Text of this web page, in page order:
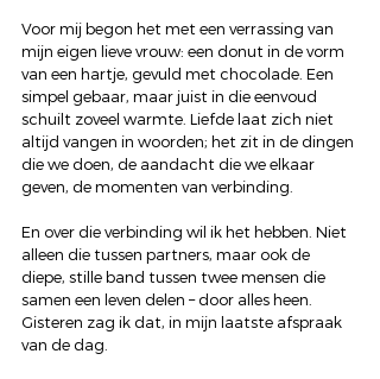
Voor mij begon het met een verrassing van
mijn eigen lieve vrouw: een donut in de vorm
van een hartje, gevuld met chocolade. Een
simpel gebaar, maar juist in die eenvoud
schuilt zoveel warmte. Liefde laat zich niet
altijd vangen in woorden; het zit in de dingen
die we doen, de aandacht die we elkaar
geven, de momenten van verbinding.
En over die verbinding wil ik het hebben. Niet
alleen die tussen partners, maar ook de
diepe, stille band tussen twee mensen die
samen een leven delen – door alles heen.
Gisteren zag ik dat, in mijn laatste afspraak
van de dag.